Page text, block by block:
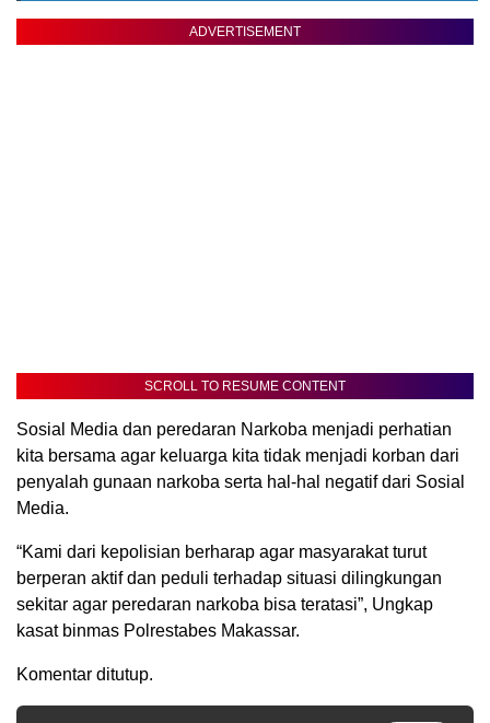
ADVERTISEMENT
SCROLL TO RESUME CONTENT
Sosial Media dan peredaran Narkoba menjadi perhatian
kita bersama agar keluarga kita tidak menjadi korban dari
penyalah gunaan narkoba serta hal-hal negatif dari Sosial
Media.
“Kami dari kepolisian berharap agar masyarakat turut
berperan aktif dan peduli terhadap situasi dilingkungan
sekitar agar peredaran narkoba bisa teratasi”, Ungkap
kasat binmas Polrestabes Makassar.
Komentar ditutup.